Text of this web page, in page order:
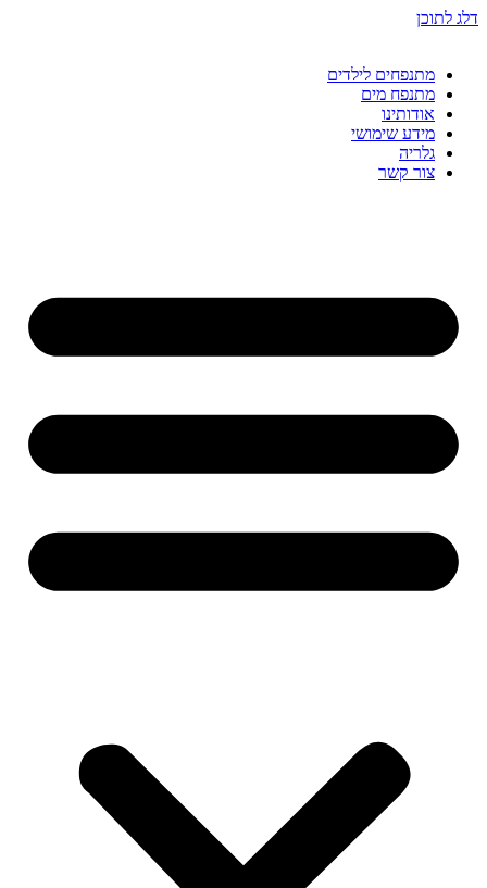
דלג לתוכן
מתנפחים לילדים
מתנפח מים
אודותינו
מידע שימושי
גלריה
צור קשר